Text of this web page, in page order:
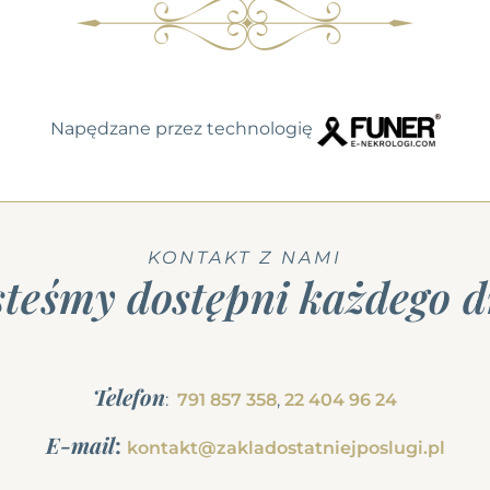
Napędzane przez technologię
KONTAKT Z NAMI
dostępni każdego
Telefon: 791 857 358, 22 404 96 24
E-mail: kontakt@zakladostatniejposlugi.pl